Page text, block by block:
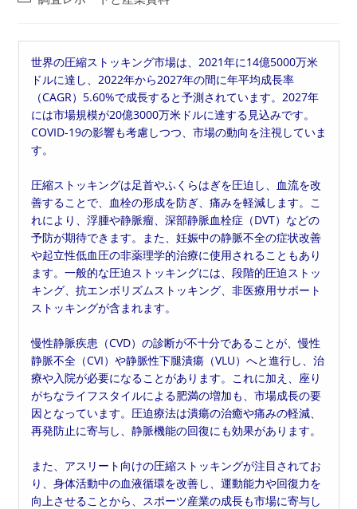
日:
世界の圧縮ストッキング市場は、2021年に14億5000万米
ドルに達し、2022年から2027年の間に年平均成長率
（CAGR）5.60%で成長すると予測されています。2027年
には市場規模が20億3000万米ドルに達する見込みです。
COVID-19の影響も考慮しつつ、市場の動向を注視していま
す。
圧縮ストッキングは足首やふくらはぎを圧迫し、血流を改
善することで、血栓の形成を防ぎ、痛みを軽減します。こ
れにより、浮腫や静脈瘤、深部静脈血栓症（DVT）などの
予防が期待できます。また、妊娠中の静脈不全の症状改善
や起立性低血圧の非薬理学的治療に使用されることもあり
ます。一般的な圧迫ストッキングには、段階的圧迫ストッ
キング、抗エンボリズムストッキング、非医療用サポート
ストッキングが含まれます。
慢性静脈疾患（CVD）の診断が不十分であることが、慢性
静脈不全（CVI）や静脈性下腿潰瘍（VLU）へと進行し、治
療や入院が必要になることがあります。これに加え、座り
がちなライフスタイルによる肥満の増加も、市場成長の要
因となっています。圧迫療法は潰瘍の治癒や痛みの軽減、
再発防止に寄与し、静脈機能の回復にも効果があります。
また、アスリート向けの圧縮ストッキングが注目されてお
り、身体活動中の血液循環を改善し、運動能力や回復力を
向上させることから、スポーツ産業の成長も市場に寄与し